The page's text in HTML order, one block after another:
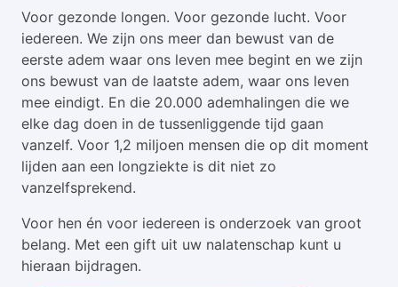
Voor gezonde longen. Voor gezonde lucht. Voor
iedereen. We zijn ons meer dan bewust van de
eerste adem waar ons leven mee begint en we zijn
ons bewust van de laatste adem, waar ons leven
mee eindigt. En die 20.000 ademhalingen die we
elke dag doen in de tussenliggende tijd gaan
vanzelf. Voor 1,2 miljoen mensen die op dit moment
lijden aan een longziekte is dit niet zo
vanzelfsprekend.
Voor hen én voor iedereen is onderzoek van groot
belang. Met een gift uit uw nalatenschap kunt u
hieraan bijdragen.